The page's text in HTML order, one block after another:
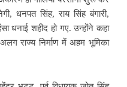
धनपत सिंह, राय सिंह बंगारी,
धनाई शहीद हो गए. उन्होंने कहा
राज्य निर्माण में अहम भूमिका